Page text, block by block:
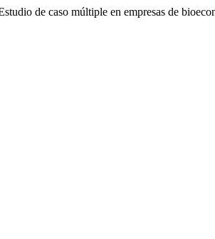
de caso múltiple en empresas de